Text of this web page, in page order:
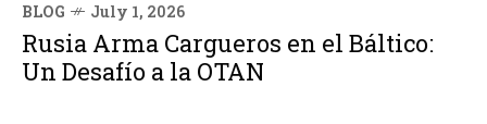
BLOG July 1, 2026
Rusia Arma Cargueros en el Báltico:
Un Desafío a la OTAN